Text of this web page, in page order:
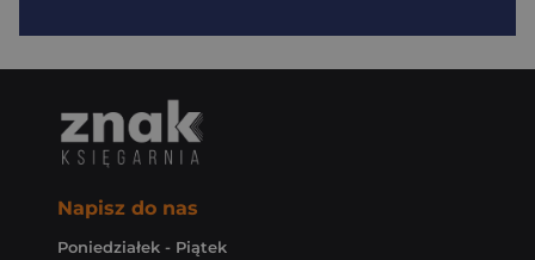
Napisz do nas
Poniedziałek - Piątek